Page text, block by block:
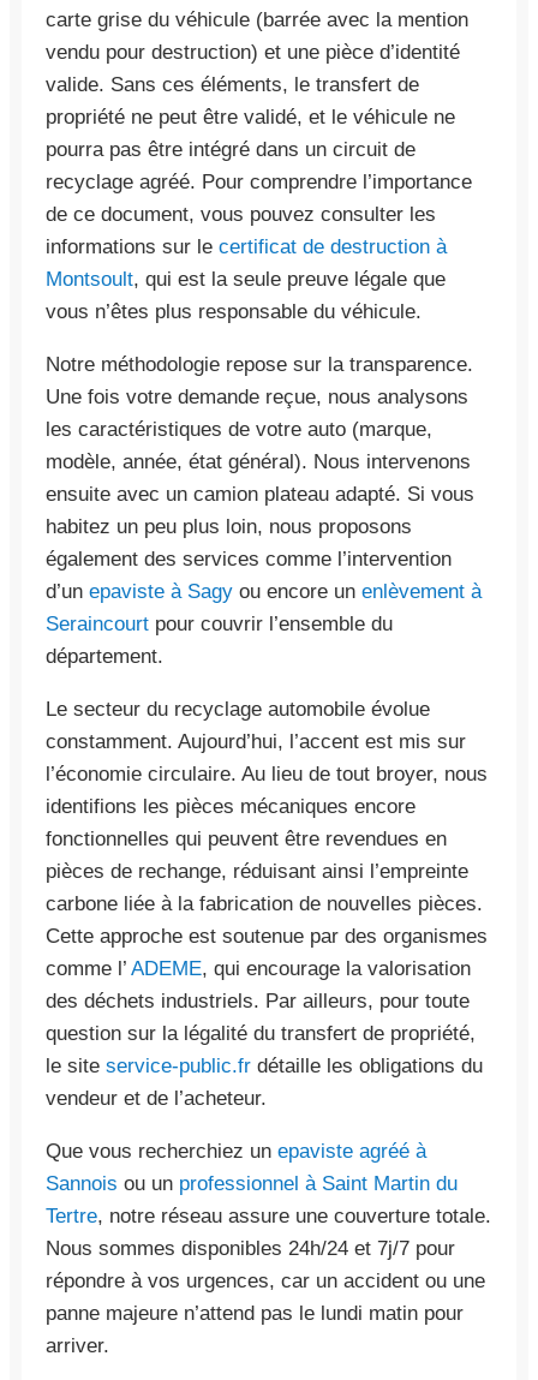
carte grise du véhicule (barrée avec la mention
vendu pour destruction) et une pièce d’identité
valide. Sans ces éléments, le transfert de
propriété ne peut être validé, et le véhicule ne
pourra pas être intégré dans un circuit de
recyclage agréé. Pour comprendre l’importance
de ce document, vous pouvez consulter les
informations sur le certificat de destruction à
Montsoult, qui est la seule preuve légale que
vous n’êtes plus responsable du véhicule.
Notre méthodologie repose sur la transparence.
Une fois votre demande reçue, nous analysons
les caractéristiques de votre auto (marque,
modèle, année, état général). Nous intervenons
ensuite avec un camion plateau adapté. Si vous
habitez un peu plus loin, nous proposons
également des services comme l’intervention
d’un epaviste à Sagy ou encore un enlèvement à
Seraincourt pour couvrir l’ensemble du
département.
Le secteur du recyclage automobile évolue
constamment. Aujourd’hui, l’accent est mis sur
l’économie circulaire. Au lieu de tout broyer, nous
identifions les pièces mécaniques encore
fonctionnelles qui peuvent être revendues en
pièces de rechange, réduisant ainsi l’empreinte
carbone liée à la fabrication de nouvelles pièces.
Cette approche est soutenue par des organismes
comme l’ ADEME, qui encourage la valorisation
des déchets industriels. Par ailleurs, pour toute
question sur la légalité du transfert de propriété,
le site service-public.fr détaille les obligations du
vendeur et de l’acheteur.
Que vous recherchiez un epaviste agréé à
Sannois ou un professionnel à Saint Martin du
Tertre, notre réseau assure une couverture totale.
Nous sommes disponibles 24h/24 et 7j/7 pour
répondre à vos urgences, car un accident ou une
panne majeure n’attend pas le lundi matin pour
arriver.